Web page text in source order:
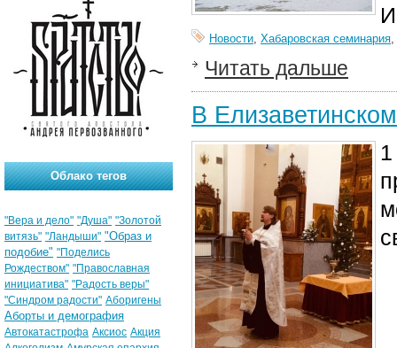
Новости, Хабаровская семинария,
Читать дальше
В
Облако тегов
"Вера и дело" "Душа" "Золотой
витязь" "Ландыши" "Образ и
подобие" "Поделись
Рождеством" "Православная
инициатива" "Радость веры"
"Синдром радости" Аборигены
Аборты и демография
Автокатастрофа Аксиос Акция